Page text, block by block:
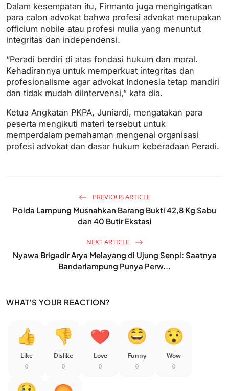
Dalam kesempatan itu, Firmanto juga mengingatkan
para calon advokat bahwa profesi advokat merupakan
officium nobile atau profesi mulia yang menuntut
integritas dan independensi.
“Peradi berdiri di atas fondasi hukum dan moral.
Kehadirannya untuk memperkuat integritas dan
profesionalisme agar advokat Indonesia tetap mandiri
dan tidak mudah diintervensi,” kata dia.
Ketua Angkatan PKPA, Juniardi, mengatakan para
peserta mengikuti materi tersebut untuk
memperdalam pemahaman mengenai organisasi
profesi advokat dan dasar hukum keberadaan Peradi.
PREVIOUS ARTICLE
Polda Lampung Musnahkan Barang Bukti 42,8 Kg Sabu
dan 40 Butir Ekstasi
NEXT ARTICLE
Nyawa Brigadir Arya Melayang di Ujung Senpi: Saatnya
Bandarlampung Punya Perw...
WHAT'S YOUR REACTION?
Like
0
Dislike
0
Love
0
Funny
0
Wow
0